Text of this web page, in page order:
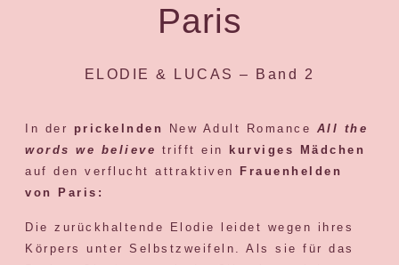
Paris
ELODIE & LUCAS – Band 2
In der prickelnden New Adult Romance All the
words we believe trifft ein
kurviges Mädchen
auf den verflucht attraktiven
Frauenhelden
von Paris:
Die zurückhaltende Elodie leidet wegen ihres
Körpers unter Selbstzweifeln. Als sie für das